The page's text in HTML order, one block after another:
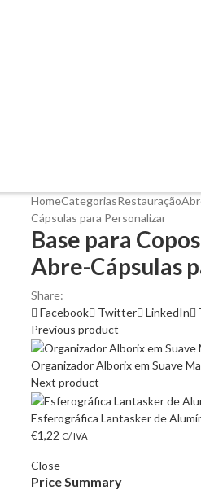
HomeCategoriasRestauração
Cápsulas para Personalizar
Base para
Abre-Cápsulas
Share:
Facebook
Twitter LinkedIn
Previous product
Organizador Alborix em Suave
Next product
Esferográfica Lantasker de
€1,22 C/ IVA
Close
Price Summary